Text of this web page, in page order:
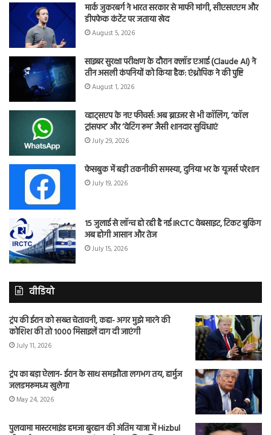
मार्क जुकरबर्ग ने भारत सरकार से माफी मांगी, सीएसएएम और
डीपफेक कंटेंट पर जताया खेद
August 5, 2026
साइबर सुरक्षा परीक्षण के दौरान क्लॉड एआई (Claude AI) ने
तीन असली कंपनियों को किया हैक: एंथ्रोपिक ने की पुष्टि
August 1, 2026
व्हाट्सएप के नए फीचर्स: अब ब्राउजर से भी कॉलिंग, ‘कॉल
ट्रांसफर’ और ‘वेटिंग रूम’ जैसी शानदार सुविधाएं
July 29, 2026
फेसबुक में बड़ी तकनीकी समस्या, दुनिया भर के यूजर्स परेशान
July 19, 2026
15 जुलाई से लॉन्च हो रही है नई IRCTC वेबसाइट, टिकट बुकिंग
अब होगी आसान और तेज
July 15, 2026
वीडियो
ट्रंप की ईरान को सख्त चेतावनी, कहा- अगर मुझे मारने की
कोशिश की तो 1000 मिसाइलें दाग दी जाएंगी
July 11, 2026
ट्रंप का बड़ा ऐलान- ईरान के साथ समझौता लगभग तय, हार्मुज
जलडमरूमध्य खुलेगा
May 24, 2026
पुलवामा मास्टरमाइंड हमजा बुरहान की अंतिम यात्रा में Hizbul